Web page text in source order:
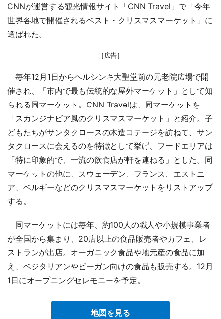
CNNが運営する観光情報サイト「CNN Travel」で「今年
世界各地で開催されるベスト・クリスマスマーケット」に
選ばれた。
［広告］
毎年12月1日からヘルシンキ大聖堂前の元老院広場で開
催され、「市内で最も伝統的な屋外マーケット」として知
られる同マーケット。CNN Travelは、同マーケットを
「スカンジナビア風のクリスマスマーケット」と紹介。子
どもたちがサンタクロースの木造コテージを訪ねて、サン
タクロースに会えるのを特徴として挙げ、フードエリアは
「特に印象的で、一流の飲食店が軒を連ねる」とした。同
マーケットの他に、スウェーデン、フランス、エストニ
ア、ベルギーなどのクリスマスマーケットをリストアップ
する。
同マーケットには毎年、約100人の職人や小規模事業者
が全国から集まり、20店以上の食品販売者やカフェ、レ
ストランが出店。オーガニック食品や地元産の食品に加
え、ベジタリアンやビーガン向けの食品も販売する。12月
1日にオープニングセレモニーを予定。
地図を見る